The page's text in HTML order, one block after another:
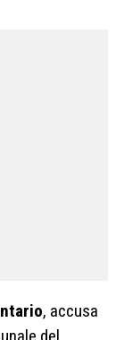
, accusa
del